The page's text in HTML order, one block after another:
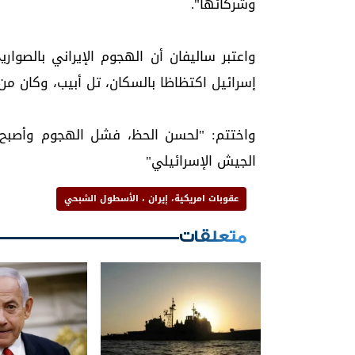
واعتبر ساليفان أن الهجوم الإيراني
إسرائيل اكتظاظا بالسكان، تل أبيب، وكان
واختتم: "لحسن الحظ، فشل الهجوم
الجيش الإسرائيلي"
عقوبات امريكية، إيران ، الأسطول الشبحي
متعلقات